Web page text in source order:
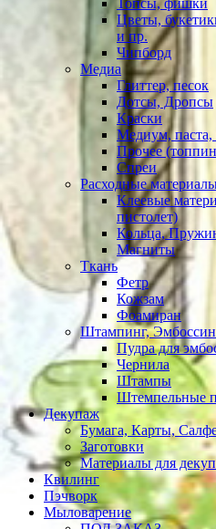
Топсы, фишки
Цветы,
и пр.
Чипборд
Медиа
Глиттер, песок
Дотсы, Дропсы
Краски
Медиум, паста,
Прочее
Спреи
Расходные
Клеевые
пистолет)
Кольца,
Магниты
Ткань
Фетр
Кожзам
Фоамиран
Штампинг,
Пудра для
Чернила
Штампы
Штемпельные
Декупаж
Бумага, Карты,
Заготовки
Материалы для
Квилинг
Пэчворк
Мыловарение